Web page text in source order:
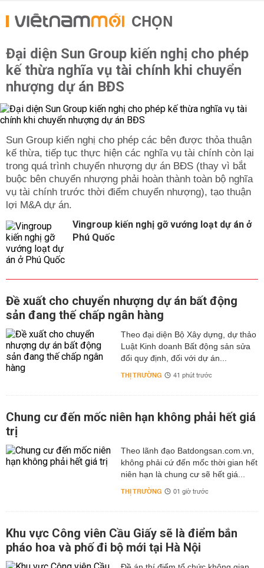
CHỌN
Đại diện Sun Group kiến nghị cho phép
kế thừa nghĩa vụ tài chính khi chuyển
nhượng dự án BĐS
Sun Group kiến nghị cho phép các bên được thỏa thuận
kế thừa, tiếp tục thực hiện các nghĩa vụ tài chính còn lại
trong quá trình chuyển nhượng dự án BĐS (thay vì bắt
buộc bên chuyển nhượng phải hoàn thành toàn bộ nghĩa
vụ tài chính trước thời điểm chuyển nhượng), tạo thuận
lợi M&A dự án.
Vingroup kiến nghị gỡ vướng loạt dự án ở
Phú Quốc
Đề xuất cho chuyển nhượng dự án bất động
sản đang thế chấp ngân hàng
Theo đại diện Bộ Xây dựng, dự thảo
Luật Kinh doanh Bất động sản sửa
đổi quy định, đối với dự án...
THỊ TRƯỜNG 41 phút trước
Chung cư đến mốc niên hạn không phải hết giá
trị
Theo lãnh đạo Batdongsan.com.vn,
không phải cứ đến mốc thời gian hết
niên hạn là chung cư sẽ hết giá...
THỊ TRƯỜNG 01 giờ trước
Khu vực Công viên Cầu Giấy sẽ là điểm bắn
pháo hoa và phố đi bộ mới tại Hà Nội